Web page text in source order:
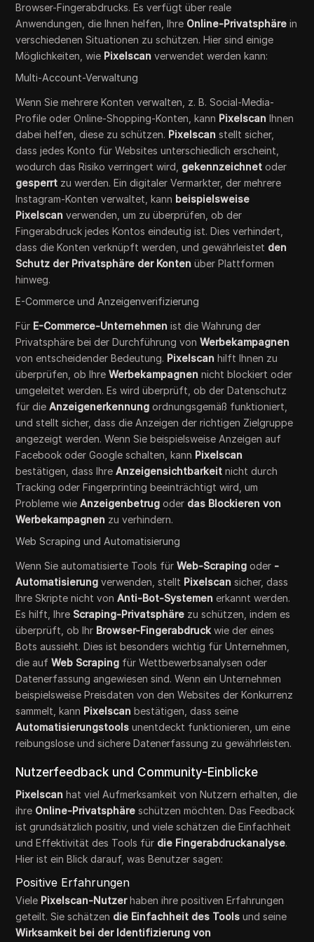
Browser-Fingerabdrucks. Es verfügt über reale
Anwendungen, die Ihnen helfen, Ihre Online-Privatsphäre in
verschiedenen Situationen zu schützen. Hier sind einige
Möglichkeiten, wie Pixelscan verwendet werden kann:
Multi-Account-Verwaltung
Wenn Sie mehrere Konten verwalten, z. B. Social-Media-
Profile oder Online-Shopping-Konten, kann Pixelscan Ihnen
dabei helfen, diese zu schützen. Pixelscan stellt sicher,
dass jedes Konto für Websites unterschiedlich erscheint,
wodurch das Risiko verringert wird, gekennzeichnet oder
gesperrt zu werden. Ein digitaler Vermarkter, der mehrere
Instagram-Konten verwaltet, kann beispielsweise
Pixelscan verwenden, um zu überprüfen, ob der
Fingerabdruck jedes Kontos eindeutig ist. Dies verhindert,
dass die Konten verknüpft werden, und gewährleistet den
Schutz der Privatsphäre der Konten über Plattformen
hinweg.
E-Commerce und Anzeigenverifizierung
Für E-Commerce-Unternehmen ist die Wahrung der
Privatsphäre bei der Durchführung vonWerbekampagnen
von entscheidender Bedeutung. Pixelscan hilft Ihnen zu
überprüfen, ob IhreWerbekampagnen nicht blockiert oder
umgeleitet werden. Es wird überprüft, ob der Datenschutz
für dieAnzeigenerkennung ordnungsgemäß funktioniert,
und stellt sicher, dass die Anzeigen der richtigen Zielgruppe
angezeigt werden. Wenn Sie beispielsweise Anzeigen auf
Facebook oder Google schalten, kann Pixelscan
bestätigen, dass IhreAnzeigensichtbarkeit nicht durch
Tracking oder Fingerprinting beeinträchtigt wird, um
Probleme wieAnzeigenbetrug oder das Blockieren von
Werbekampagnen zu verhindern.
Web Scraping und Automatisierung
Wenn Sie automatisierte Tools fürWeb-Scraping oder -
Automatisierung verwenden, stellt Pixelscan sicher, dass
Ihre Skripte nicht vonAnti-Bot-Systemen erkannt werden.
Es hilft, Ihre Scraping-Privatsphäre zu schützen, indem es
überprüft, ob Ihr Browser-Fingerabdruck wie der eines
Bots aussieht. Dies ist besonders wichtig für Unternehmen,
die aufWeb Scraping für Wettbewerbsanalysen oder
Datenerfassung angewiesen sind. Wenn ein Unternehmen
beispielsweise Preisdaten von den Websites der Konkurrenz
sammelt, kann Pixelscan bestätigen, dass seine
Automatisierungstools unentdeckt funktionieren, um eine
reibungslose und sichere Datenerfassung zu gewährleisten.
Nutzerfeedback und Community-Einblicke
Pixelscan hat viel Aufmerksamkeit von Nutzern erhalten, die
ihre Online-Privatsphäre schützen möchten. Das Feedback
ist grundsätzlich positiv, und viele schätzen die Einfachheit
und Effektivität des Tools für die Fingerabdruckanalyse.
Hier ist ein Blick darauf, was Benutzer sagen:
Positive Erfahrungen
Viele Pixelscan-Nutzerhaben ihre positiven Erfahrungen
geteilt. Sie schätzen die Einfachheit des Tools und seine
Wirksamkeit bei der Identifizierung von